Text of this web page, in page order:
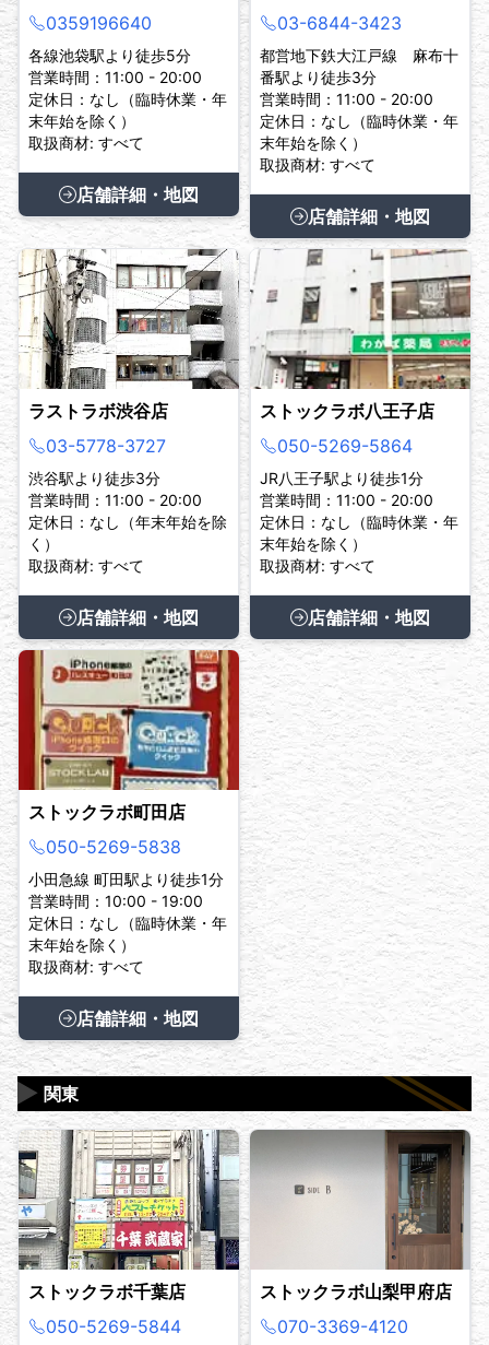
0359196640
各線池袋駅より徒歩5分
営業時間：11:00 - 20:00
定休日：なし（臨時休業・年
末年始を除く）
取扱商材: すべて
店舗詳細・地図
03-6844-3423
都営地下鉄大江戸線 麻布十
番駅より徒歩3分
営業時間：11:00 - 20:00
定休日：なし（臨時休業・年
末年始を除く）
取扱商材: すべて
店舗詳細・地図
ラストラボ渋谷店
03-5778-3727
渋谷駅より徒歩3分
営業時間：11:00 - 20:00
定休日：なし（年末年始を除
く）
取扱商材: すべて
店舗詳細・地図
ストックラボ八王子店
050-5269-5864
JR八王子駅より徒歩1分
営業時間：11:00 - 20:00
定休日：なし（臨時休業・年
末年始を除く）
取扱商材: すべて
店舗詳細・地図
ストックラボ町田店
050-5269-5838
小田急線 町田駅より徒歩1分
営業時間：10:00 - 19:00
定休日：なし（臨時休業・年
末年始を除く）
取扱商材: すべて
店舗詳細・地図
関東
▶
ストックラボ千葉店
050-5269-5844
ストックラボ山梨甲府店
070-3369-4120